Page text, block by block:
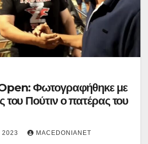
Φωτογραφήθηκε με
του Πούτιν ο πατέρας του
MACEDONIANET